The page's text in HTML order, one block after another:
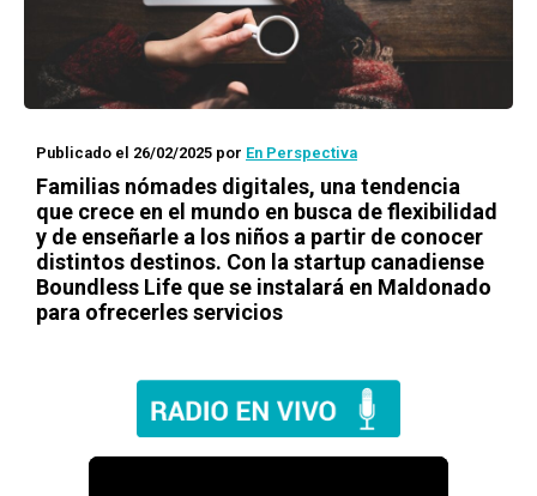
Publicado el 26/02/2025 por En Perspectiva
Familias nómades digitales, una tendencia
que crece en el mundo en busca de flexibilidad
y de enseñarle a los niños a partir de conocer
distintos destinos. Con la startup canadiense
Boundless Life que se instalará en Maldonado
para ofrecerles servicios